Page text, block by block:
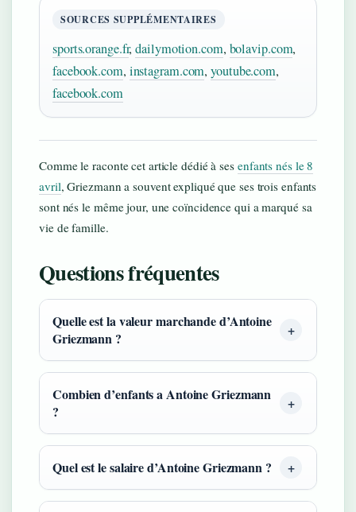
SOURCES SUPPLÉMENTAIRES
sports.orange.fr,dailymotion.com, bolavip.com,
facebook.com, instagram.com,youtube.com,
facebook.com
Comme le raconte cet article dédié à ses enfants nés le 8
avril, Griezmann a souvent expliqué que ses trois enfants
sont nés le même jour, une coïncidence qui a marqué sa
vie de famille.
Questions fréquentes
Quelle est la valeur marchande d’Antoine
Griezmann ?
Combien d’enfants a Antoine Griezmann
?
Quel est le salaire d’Antoine Griezmann ?